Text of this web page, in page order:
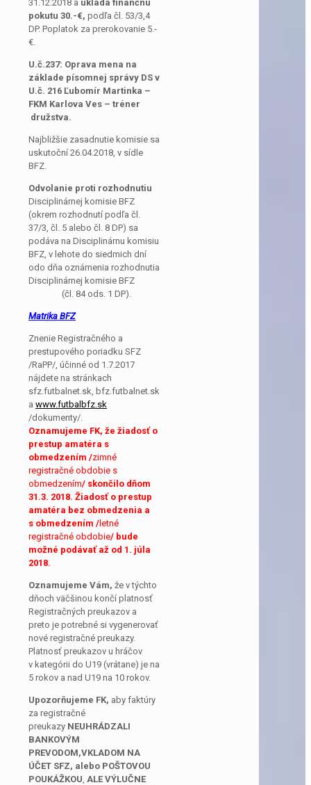
31.12.2018 a ukladá finančnú
pokutu 30.-€, podľa čl. 53/3,4
DP. Poplatok za prerokovanie 5.-
€.
U.č.237: Oprava mena na
základe písomnej správy DS v
U.č. 216 Ľubomír Martinka –
FKM Karlova Ves – tréner
družstva.
Najbližšie zasadnutie komisie sa
uskutoční 26.04.2018, v sídle
BFZ.
Odvolanie proti rozhodnutiu
Disciplinárnej komisie BFZ
(okrem rozhodnutí podľa čl.
37/3, čl. 5 alebo čl. 8 DP) sa
podáva na Disciplinárnu komisiu
BFZ, v lehote do siedmich dní
odo dňa oznámenia rozhodnutia
Disciplinárnej komisie BFZ
(čl. 84 ods. 1 DP).
Matrika BFZ
Znenie Registračného a
prestupového poriadku SFZ
/RaPP/, účinné od 1.7.2017
nájdete na stránkach
sfz.futbalnet.sk, bfz.futbalnet.sk
a www.futbalbfz.sk
/dokumenty/.
Oznamujeme FK, že žiadosť o
prestup amatéra s
obmedzením /zimné
registračné obdobie s
obmedzením/ skončilo dňom
31.3. 2018. Žiadosť o prestup
amatéra bez obmedzenia a
s obmedzením /letné
registračné obdobie/ bude
možné podávať až od 1. júla
2018.
Oznamujeme Vám, že v týchto
dňoch väčšinou končí platnosť
Registračných preukazov a
preto je potrebné si vygenerovať
nové registračné preukazy.
Platnosť preukazov u hráčov
v kategórii do U19 (vrátane) je na
5 rokov a nad U19 na 10 rokov.
Upozorňujeme FK, aby faktúry
za registračné
preukazy NEUHRÁDZALI
BANKOVÝM
PREVODOM,VKLADOM NA
ÚČET SFZ, alebo POŠTOVOU
POUKÁŽKOU ALE VÝLUČNE